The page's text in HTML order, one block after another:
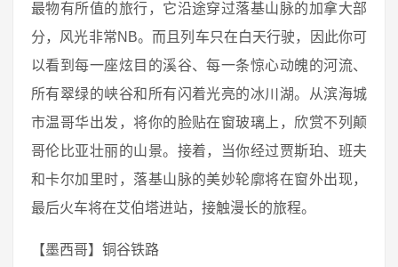
最物有所值的旅行，它沿途穿过落基山脉的加拿大部
分，风光非常NB。而且列车只在白天行驶，因此你可
以看到每一座炫目的溪谷、每一条惊心动魄的河流、
所有翠绿的峡谷和所有闪着光亮的冰川湖。从滨海城
市温哥华出发，将你的脸贴在窗玻璃上，欣赏不列颠
哥伦比亚壮丽的山景。接着，当你经过贾斯珀、班夫
和卡尔加里时，落基山脉的美妙轮廓将在窗外出现，
最后火车将在艾伯塔进站，接触漫长的旅程。
【墨西哥】铜谷铁路